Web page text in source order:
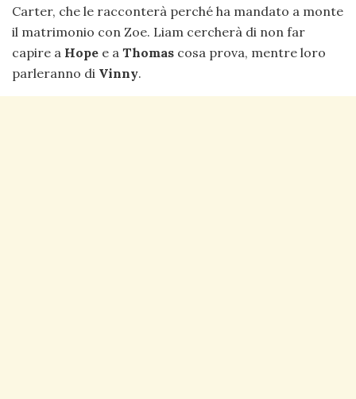
Carter, che le racconterà perché ha mandato a monte
il matrimonio con Zoe. Liam cercherà di non far
capire a Hope e a Thomas cosa prova, mentre loro
parleranno di Vinny.